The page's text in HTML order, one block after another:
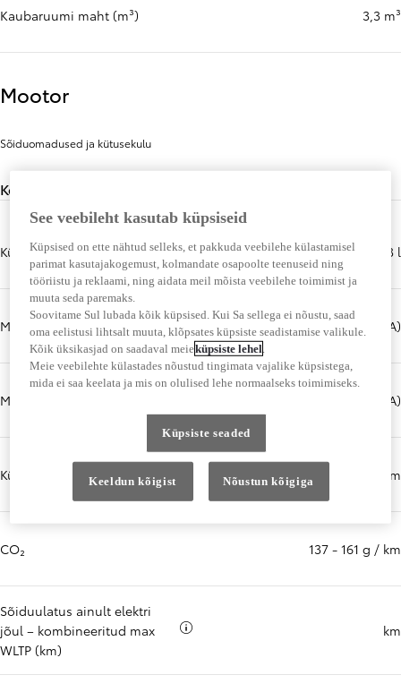
Kaubaruumi maht (m³) 3,3 m³
Mootor
Sõiduomadused ja kütusekulu
Keskkonnaandmed
Kütusepaagi maht (l) 53 l
Müratase sõidu ajal (dB(A)) 68,0 dB(A)
Müratase seistes (dB(A)) 74,0 dB(A)
Kütusekulu 5,2 - 6,1 l / 100 km
CO₂ 137 - 161 g / km
Sõiduulatus ainult elektri
jõul – kombineeritud max
WLTP (km)
km
See veebileht kasutab küpsiseid
Küpsised on ette nähtud selleks, et pakkuda veebilehe külastamisel
parimat kasutajakogemust, kolmandate osapoolte teenuseid ning
tööriistu ja reklaami, ning aidata meil mõista veebilehe toimimist ja
muuta seda paremaks.
Soovitame Sul lubada kõik küpsised. Kui Sa sellega ei nõustu, saad
oma eelistusi lihtsalt muuta, klõpsates küpsiste seadistamise valikule.
Kõik üksikasjad on saadaval meieküpsiste lehel
Meie veebilehte külastades nõustud tingimata vajalike küpsistega,
mida ei saa keelata ja mis on olulised lehe normaalseks toimimiseks.
Küpsiste seaded
Keeldun kõigist Nõustun kõigiga